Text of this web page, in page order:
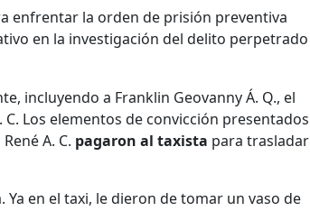
enfrentar la orden de prisión preventiva
en la investigación del delito perpetrado
incluyendo a Franklin Geovanny Á. Q., el
Los elementos de convicción
A. C. pagaron al taxista para
Ya en el taxi, le dieron de tomar un vaso de